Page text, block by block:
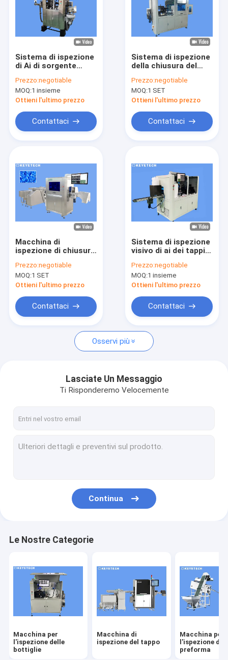
Prodotti
Circa noi
Giro della fabbrica
Notizie
Richieda una citazione
Macchina per l'ispezione delle bottiglie
Macchina per l'ispezione della preforma
Macchina di ispezione IML
Sistema di ispezione
di Ai di sorgente
LED per le chiusure di
plastica del
cappuccio
Prezzo:negotiable
MOQ:1 insieme
Ottieni l'ultimo prezzo
Contattaci
Sistema di ispezione
della chiusura del
di KEYE con la
funzione di
Counting&Reject
Prezzo:negotiable
MOQ:1 SET
Ottieni l'ultimo prezzo
Contattaci
Macchina di
ispezione di chiusura
adattata allo
standard nazionale
Prezzo:negotiable
MOQ:1 SET
Ottieni l'ultimo prezzo
Contattaci
Sistema di ispezione
visivo di ai dei tappi
dell'antiparassitario
con la lente piana
Prezzo:negotiable
MOQ:1 insieme
Ottieni l'ultimo prezzo
Contattaci
Osservi più
Lasciate Un Messaggio
Ti Risponderemo Velocemente
Continua
Le Nostre Categorie
Macchina per
l'ispezione delle
bottiglie
Macchina di
ispezione del tappo
Macchina per
l'ispezione
preforma